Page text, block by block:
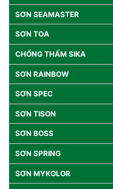
SƠN SEAMASTER
SƠN TOA
CHỐNG THẤM SIKA
SƠN RAINBOW
SƠN SPEC
SƠN TISON
SƠN BOSS
SƠN SPRING
SƠN MYKOLOR